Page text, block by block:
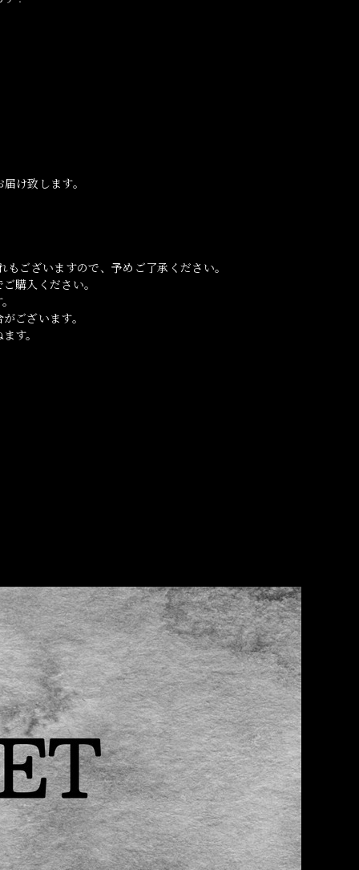
け致します。
ございますので、予めご了承ください。
購入ください。
ございます。
す。